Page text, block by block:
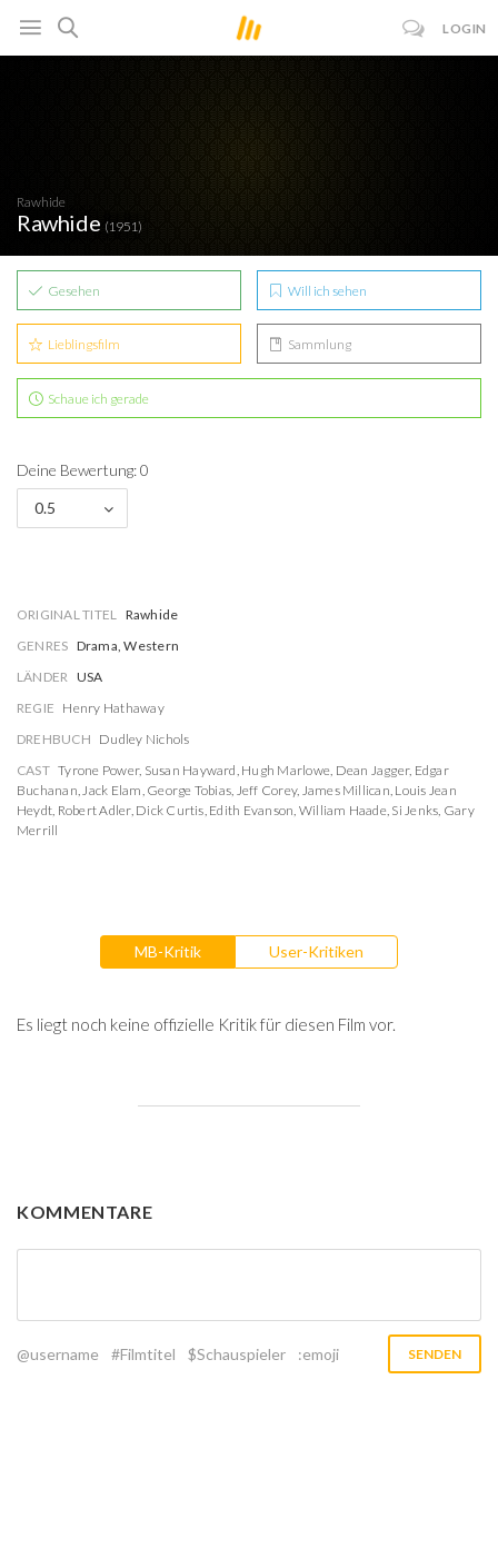
LOGIN
Rawhide
Rawhide (1951)
Gesehen Will ich sehen
Lieblingsfilm Sammlung
Schaue ich gerade
Deine Bewertung: 0
0.5
ORIGINAL TITEL Rawhide
GENRES Drama, Western
LÄNDER USA
REGIE Henry Hathaway
DREHBUCH Dudley Nichols
CAST Tyrone Power, Susan Hayward, Hugh Marlowe, Dean Jagger, Edgar
Buchanan,Jack Elam, George Tobias, Jeff Corey, James Millican, Louis Jean
Heydt, Robert Adler, Dick Curtis, Edith Evanson, William Haade, Si Jenks, Gary
Merrill
MB-Kritik User-Kritiken
Es liegt noch keine offizielle Kritik für diesen Film vor.
KOMMENTARE
@username #Filmtitel $Schauspieler :emoji